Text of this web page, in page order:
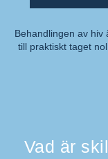
Kommentar:
Behandlingen av hiv
till praktiskt taget
Vad är